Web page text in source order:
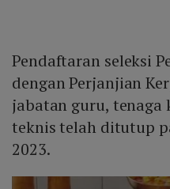
Pendaftaran seleksi
dengan Perjanjian
jabatan guru, tenaga
teknis telah ditutup
2023.